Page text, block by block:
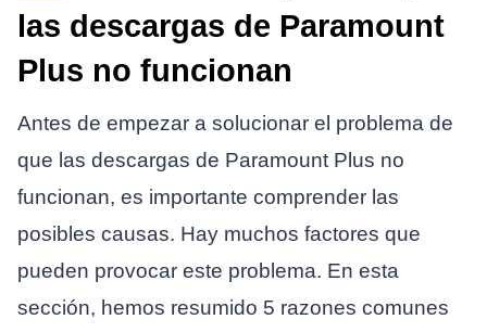
las descargas de Paramount
Plus no funcionan
Antes de empezar a solucionar el problema de
que las descargas de Paramount Plus no
funcionan, es importante comprender las
posibles causas. Hay muchos factores que
pueden provocar este problema. En esta
sección, hemos resumido 5 razones comunes